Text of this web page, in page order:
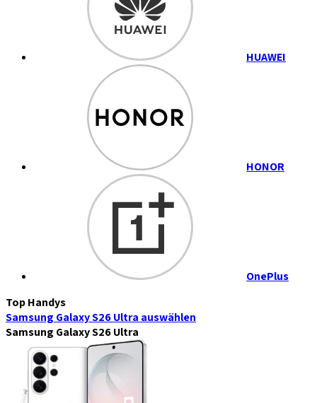
HUAWEI
HONOR
OnePlus
Top Handys
Samsung Galaxy S26 Ultra auswählen
Samsung Galaxy S26 Ultra